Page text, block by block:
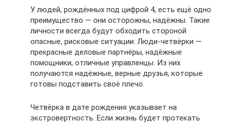
У людей, рождённых под цифрой 4, есть ещё одно
преимущество — они осторожны, надёжны. Такие
личности всегда будут обходить стороной
опасные, рисковые ситуации. Люди-четвёрки —
прекрасные деловые партнёры, надёжные
помощники, отличные управленцы. Из них
получаются надёжные, верные друзья, которые
готовы подставить своё плечо.
Четвёрка в дате рождения указывает на
экстровертность. Если жизнь будет протекать